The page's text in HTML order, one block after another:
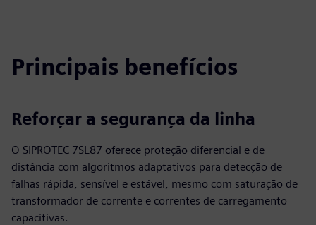
Principais benefícios
Reforçar a segurança da linha
O SIPROTEC 7SL87 oferece proteção diferencial e de
distância com algoritmos adaptativos para detecção de
falhas rápida, sensível e estável, mesmo com saturação de
transformador de corrente e correntes de carregamento
capacitivas.